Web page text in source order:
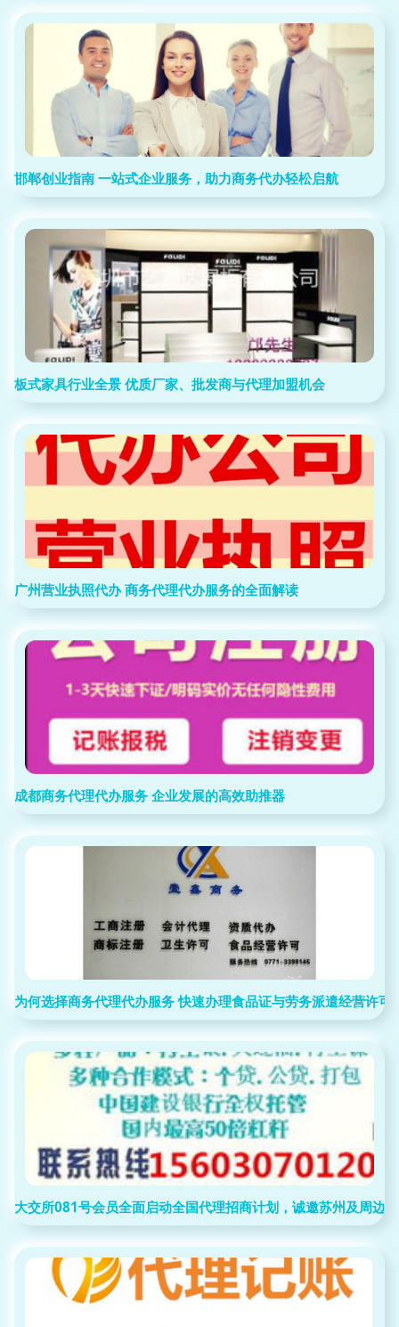
邯郸创业指南 一站式企业服务，助力商务代办轻松启航
板式家具行业全景 优质厂家、批发商与代理加盟机会
广州营业执照代办 商务代理代办服务的全面解读
成都商务代理代办服务 企业发展的高效助推器
为何选择商务代理代办服务 快速办理食品证与劳务派遣经营许可
大交所081号会员全面启动全国代理招商计划，诚邀苏州及周边